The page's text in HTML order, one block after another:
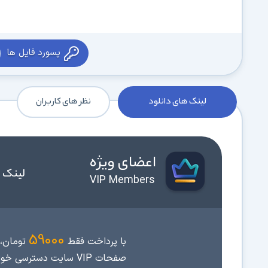
پسورد فایل ها
لینک های دانلود نظر های کاربران
اعضای ویژه
VIP Members
با پرداخت فقط 59000
صفحات VIP سایت دسترسی خواهید داشت.